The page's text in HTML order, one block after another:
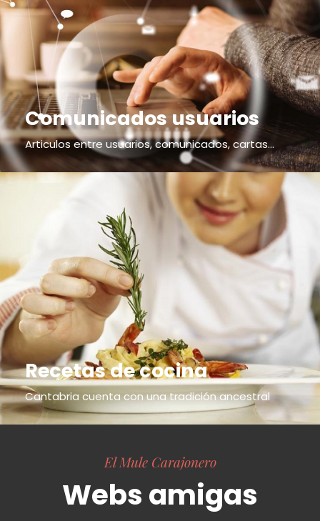
Comunicados usuarios
Articulos entre usuarios, comunicados, cartas...
Recetas de cocina
Cantabria cuenta con una tradición ancestral
El Mule Carajonero
Webs amigas